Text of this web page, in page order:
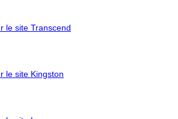
le site Transcend
le site Kingston